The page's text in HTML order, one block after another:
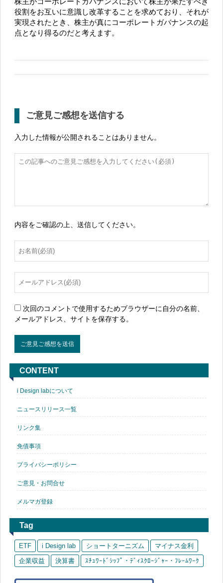
役割をお互いに意識し改革することを求めており、それが
実現されたとき、株主が真にコーポレートガバナンスの起
点となり得るのだと考えます。
ご意見ご感想を送信する
入力した情報が公開されることはありません。
内容をご確認の上、送信してください。
次回のコメントで使用するためブラウザーに自分の名前、
メールアドレス、サイトを保存する。
CONTENT
i Design labについて
ニュースリリース一覧
リンク集
免債事項
プライバシーポリシー
ご意見・お問合せ
メルマガ登録
Tag
ETF i Design lab ショートターニズム
マイナス金利
企業収益
決算書 ｽﾁｭﾜｰﾄﾞｼｯﾌﾟ・ﾃﾞｨｽｸﾛｰｼﾞｬｰ・ﾌﾚｰﾑﾜｰｸ